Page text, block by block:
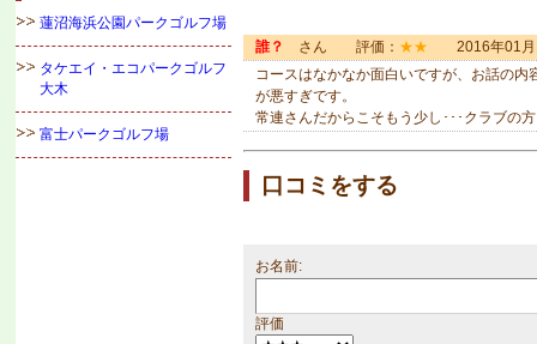
蓮沼海浜公園パークゴルフ場
タケエイ・エコパークゴルフ
大木
富士パークゴルフ場
誰？ さん 評価： ★★ 2016年01月
コースはなかなか面白いですが、お話の
が悪すぎです。
常連さんだからこそもう少し･･･クラブの
口コミをする
お名前:
評価